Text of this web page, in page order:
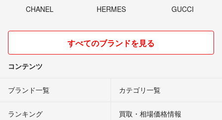
CHANEL HERMES GUCCI
すべてのブランドを見る
コンテンツ
ブランド一覧 カテゴリ一覧
ランキング 買取・相場価格情報